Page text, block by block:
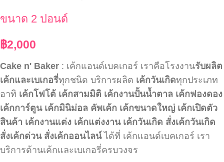
ขนาด 2 ปอนด์
฿2,000
Cake n' Baker : เค้กแอนด์เบคเกอร์ เราคือโรงงานรับผลิต
เค้กและเบเกอรี่ทุกชนิด บริการผลิต เค้กวันเกิดทุกประเภท
อาทิ เค้กโฟโต้ เค้กสามมิติ เค้กงานปั้นน้ำตาล เค้กฟองดอง
เค้กการ์ตูน เค้กมินิม่อล คัพเค้ก เค้กขนาดใหญ่ เค้กเปิดตัว
สินค้า เค้กงานแต่ง เค้กแต่งงาน เค้กวันเกิด สั่งเค้กวันเกิด
สั่งเค้กด่วน สั่งเค้กออนไลน์ได้ที่ เค้กแอนด์เบคเกอร์ เรา
บริการด้านเค้กและเบเกอรี่ครบวงจร